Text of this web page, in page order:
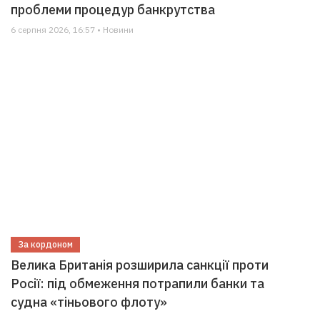
проблеми процедур банкрутства
6 серпня 2026, 16:57 • Новини
За кордоном
Велика Британія розширила санкції проти
Росії: під обмеження потрапили банки та
судна «тіньового флоту»